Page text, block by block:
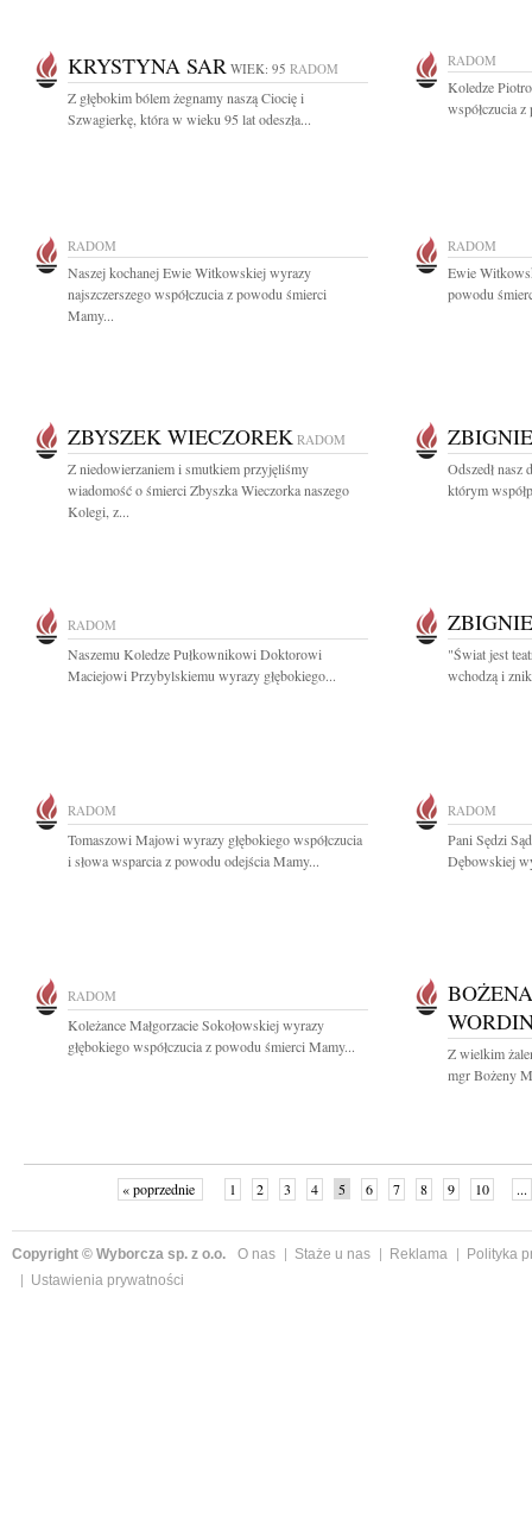
KRYSTYNA SAR WIEK: 95 RADOM
Z głębokim bólem żegnamy naszą Ciocię i
Szwagierkę, która w wieku 95 lat odeszła...
RADOM
Koledze
współczucia
RADOM
Naszej kochanej Ewie Witkowskiej wyrazy
najszczerszego współczucia z powodu śmierci
Mamy...
RADOM
Ewie
powodu
ZBYSZEK WIECZOREK RADOM
Z niedowierzaniem i smutkiem przyjęliśmy
wiadomość o śmierci Zbyszka Wieczorka naszego
Kolegi, z...
Odszedł
którym
RADOM
Naszemu Koledze Pułkownikowi Doktorowi
Maciejowi Przybylskiemu wyrazy głębokiego...
"Świat jest
wchodzą i
RADOM
Tomaszowi Majowi wyrazy głębokiego współczucia
i słowa wsparcia z powodu odejścia Mamy...
RADOM
Pani Sędzi
Dębowskiej
RADOM
Koleżance Małgorzacie Sokołowskiej wyrazy
głębokiego współczucia z powodu śmierci Mamy...
Z wielkim
mgr Bożeny
« poprzednie 1 2 3 4 5 6 7 8 9 10 ...
Copyright © Wyborcza sp. z o.o. O nas Staże u nas Reklama
Polityka
Ustawienia prywatności